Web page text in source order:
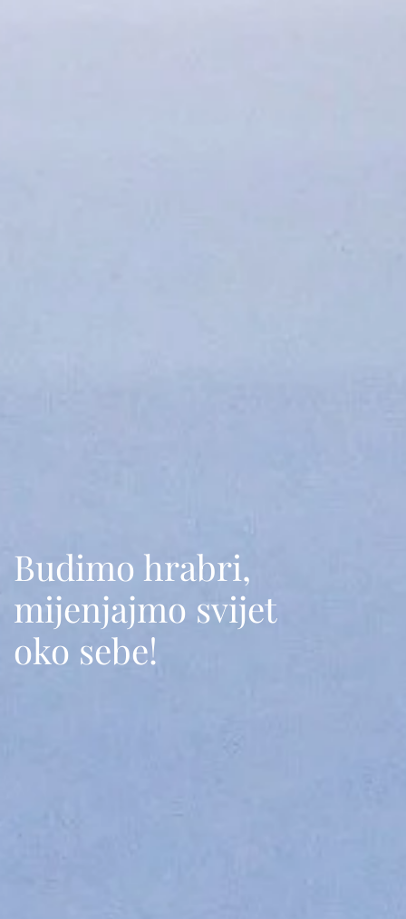
Budimo hrabri,
mijenjajmo svijet
oko sebe!